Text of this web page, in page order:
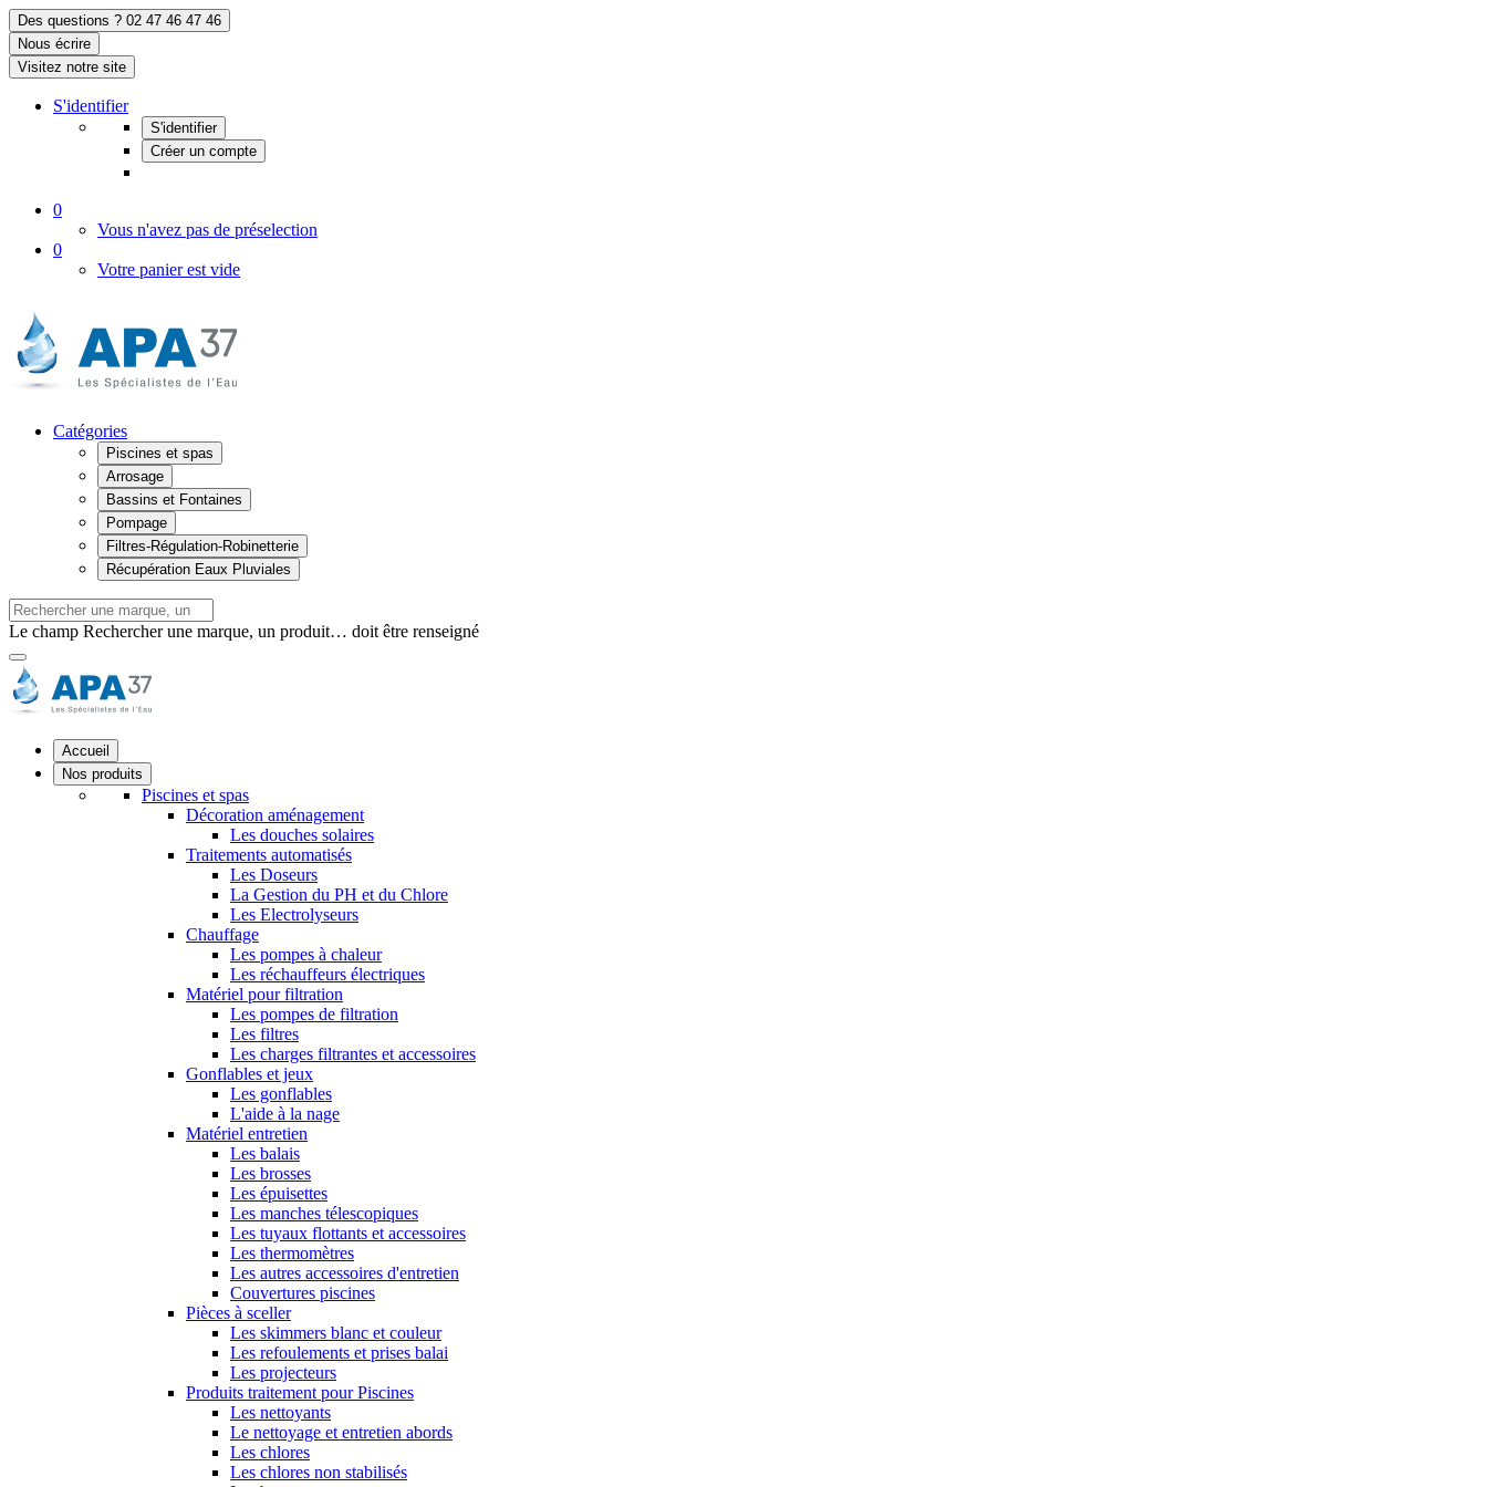
Des questions ? 02 47 46 47 46
Nous écrire
Visitez notre site
S'identifier
S'identifier
Créer un compte
0
Vous n'avez pas de préselection
0
Votre panier est vide
Catégories
Piscines et spas
Arrosage
Bassins et Fontaines
Pompage
Filtres-Régulation-Robinetterie
Récupération Eaux Pluviales
Le champ Rechercher une marque, un produit… doit être renseigné
Accueil
Nos produits
Piscines et spas
Décoration aménagement
Les douches solaires
Traitements automatisés
Les Doseurs
La Gestion du PH et du Chlore
Les Electrolyseurs
Chauffage
Les pompes à chaleur
Les réchauffeurs électriques
Matériel pour filtration
Les pompes de filtration
Les filtres
Les charges filtrantes et accessoires
Gonflables et jeux
Les gonflables
L'aide à la nage
Matériel entretien
Les balais
Les brosses
Les épuisettes
Les manches télescopiques
Les tuyaux flottants et accessoires
Les thermomètres
Les autres accessoires d'entretien
Couvertures piscines
Pièces à sceller
Les skimmers blanc et couleur
Les refoulements et prises balai
Les projecteurs
Produits traitement pour Piscines
Les nettoyants
Le nettoyage et entretien abords
Les chlores
Les chlores non stabilisés